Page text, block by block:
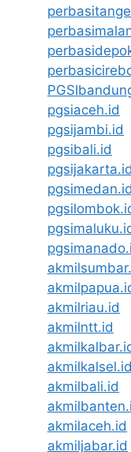
pgsiaceh.id
pgsijambi.id
pgsibali.id
pgsijakarta.id
pgsimedan.id
akmilriau.id
akmilntt.id
akmilkalsel.id
akmilbali.id
akmilaceh.id
akmiljabar.id